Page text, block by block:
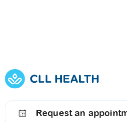
Request an